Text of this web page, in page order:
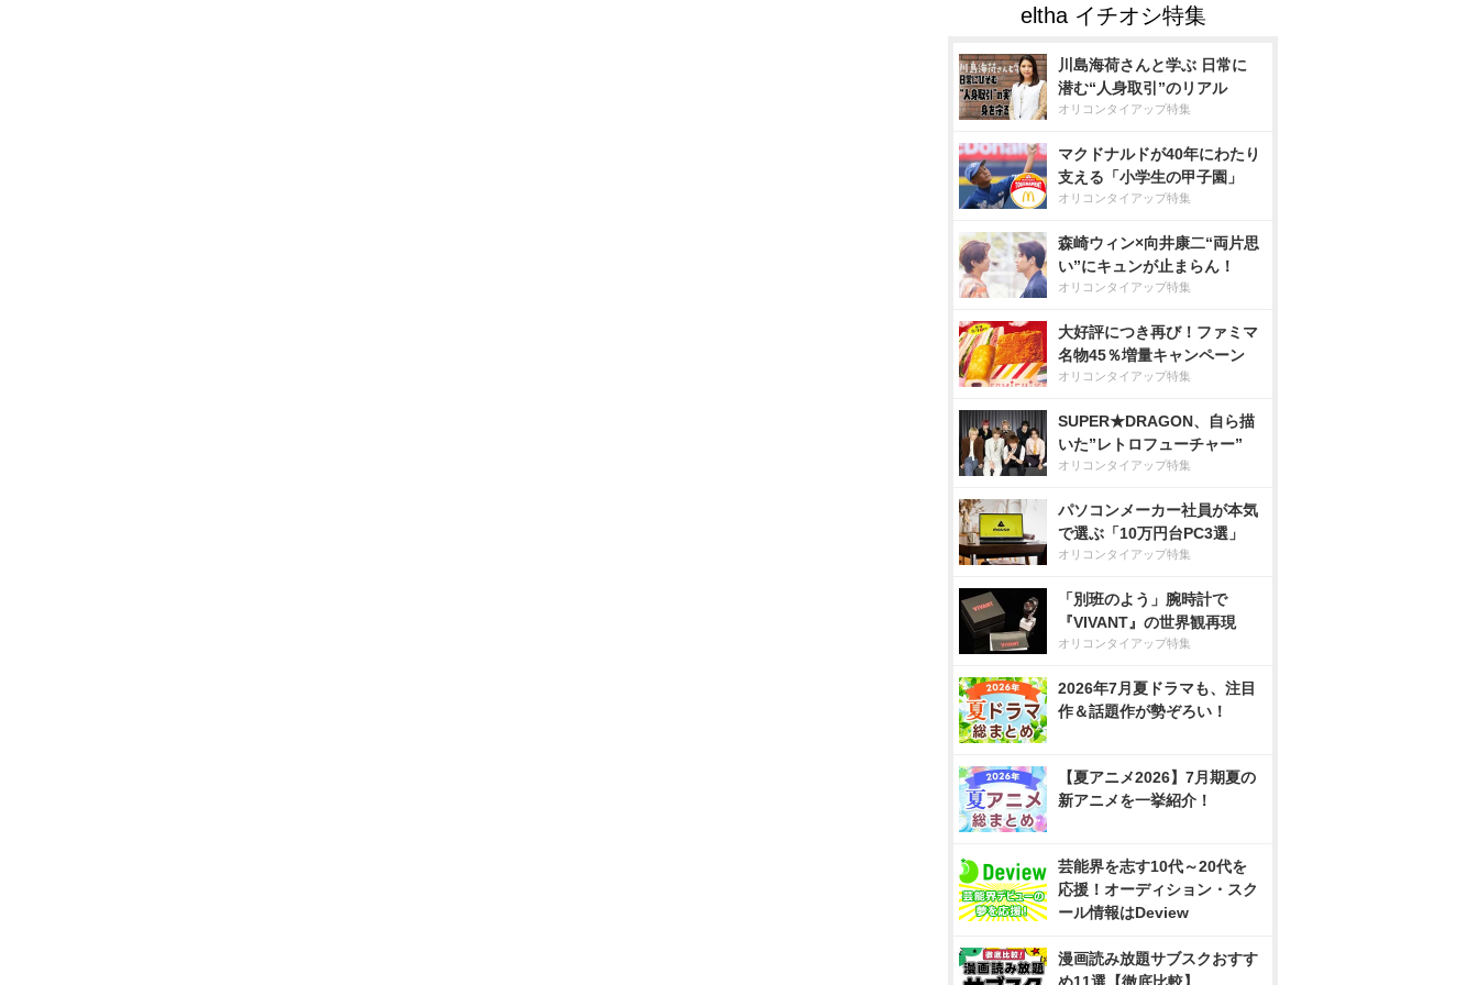
川島海荷さんと学ぶ 日常に
潜む“人身取引”のリアル
オリコンタイアップ特集
マクドナルドが40年にわたり
支える「小学生の甲子園」
オリコンタイアップ特集
森崎ウィン×向井康二“両片思
い”にキュンが止まらん！
オリコンタイアップ特集
大好評につき再び！ファミマ
名物45％増量キャンペーン
オリコンタイアップ特集
SUPER★DRAGON、自ら描
いた”レトロフューチャー”
オリコンタイアップ特集
パソコンメーカー社員が本気
で選ぶ「10万円台PC3選」
オリコンタイアップ特集
「別班のよう」腕時計で
『VIVANT』の世界観再現
オリコンタイアップ特集
2026年7月夏ドラマも、注目
作＆話題作が勢ぞろい！
【夏アニメ2026】7月期夏の
新アニメを一挙紹介！
芸能界を志す10代～20代を
応援！オーディション・スク
ール情報はDeview
漫画読み放題サブスクおすす